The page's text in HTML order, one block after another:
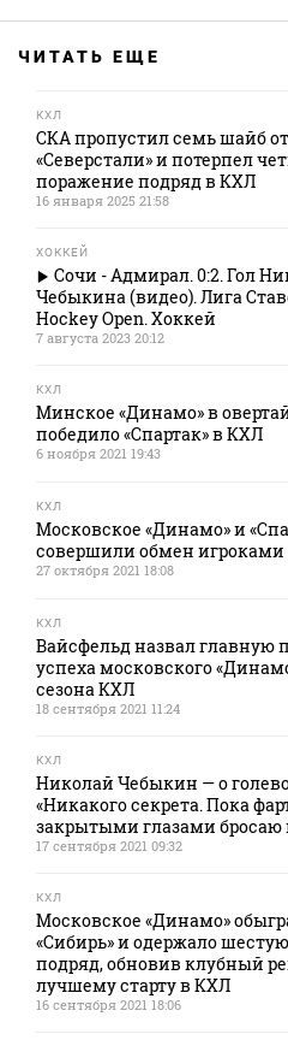
ЧИТАТЬ ЕЩЕ
КХЛ
СКА пропустил семь шайб от
«Северстали» и потерпел
поражение подряд в КХЛ
16 января 2025 21:58
ХОККЕЙ
Сочи - Адмирал. 0:2. Гол
Чебыкина (видео). Лига
Hockey Open. Хоккей
7 августа 2023 20:12
КХЛ
Минское «Динамо» в
победило «Спартак» в КХЛ
6 ноября 2021 19:43
КХЛ
Московское «Динамо» и
совершили обмен игроками
27 октября 2021 18:08
КХЛ
Вайсфельд назвал главную
успеха московского
сезона КХЛ
18 сентября 2021 11:24
КХЛ
Николай Чебыкин — о
«Никакого секрета. Пока
закрытыми глазами бросаю
17 сентября 2021 09:32
КХЛ
Московское «Динамо»
«Сибирь» и одержало
подряд, обновив клубный
лучшему старту в КХЛ
16 сентября 2021 18:06